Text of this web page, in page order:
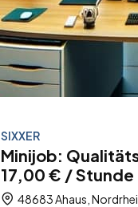
SIXXER
Minijob:
17,00 € / Stunde
48683 Ahaus,